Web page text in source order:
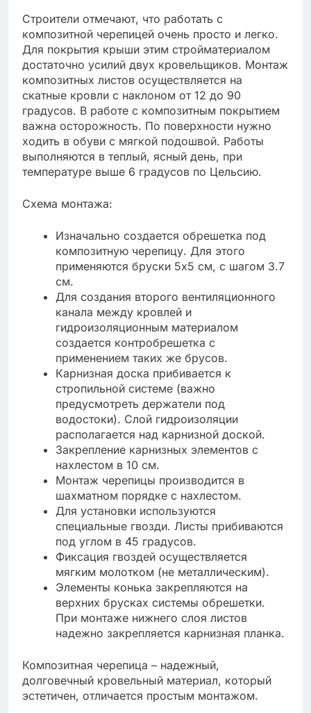
Строители отмечают, что работать с
композитной черепицей очень просто и легко.
Для покрытия крыши этим стройматериалом
достаточно усилий двух кровельщиков. Монтаж
композитных листов осуществляется на
скатные кровли с наклоном от 12 до 90
градусов. В работе с композитным покрытием
важна осторожность. По поверхности нужно
ходить в обуви с мягкой подошвой. Работы
выполняются в теплый, ясный день, при
температуре выше 6 градусов по Цельсию.
Схема монтажа:
Изначально создается обрешетка под
композитную черепицу. Для этого
применяются бруски 5х5 см, с шагом 3.7
см.
Для создания второго вентиляционного
канала между кровлей и
гидроизоляционным материалом
создается контробрешетка с
применением таких же брусов.
Карнизная доска прибивается к
стропильной системе (важно
предусмотреть держатели под
водостоки). Слой гидроизоляции
располагается над карнизной доской.
Закрепление карнизных элементов с
нахлестом в 10 см.
Монтаж черепицы производится в
шахматном порядке с нахлестом.
Для установки используются
специальные гвозди. Листы прибиваются
под углом в 45 градусов.
Фиксация гвоздей осуществляется
мягким молотком (не металлическим).
Элементы конька закрепляются на
верхних брусках системы обрешетки.
При монтаже нижнего слоя листов
надежно закрепляется карнизная планка.
Композитная черепица – надежный,
долговечный кровельный материал, который
эстетичен, отличается простым монтажом.